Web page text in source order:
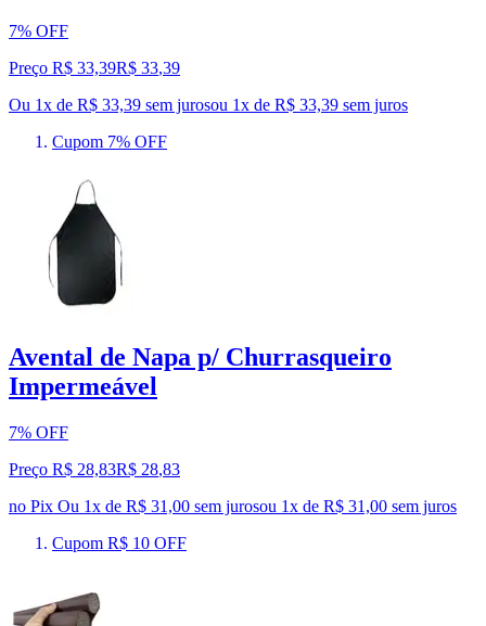
7% OFF
Preço R$ 33,39R$ 33,39
Ou 1x de R$ 33,39 sem jurosou 1x de R$ 33,39 sem juros
Cupom 7% OFF
Avental de Napa p/ Churrasqueiro
Impermeável
7% OFF
Preço R$ 28,83R$ 28,83
no Pix Ou 1x de R$ 31,00 sem jurosou 1x de R$ 31,00 sem juros
Cupom R$ 10 OFF